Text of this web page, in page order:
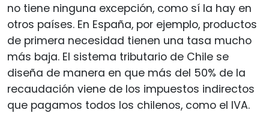
no tiene ninguna excepción, como sí la hay en
otros países. En España, por ejemplo, productos
de primera necesidad tienen una tasa mucho
más baja. El sistema tributario de Chile se
diseña de manera en que más del 50% de la
recaudación viene de los impuestos indirectos
que pagamos todos los chilenos, como el IVA.